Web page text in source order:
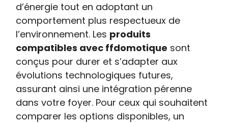
d’énergie tout en adoptant un
comportement plus respectueux de
l’environnement. Les produits
compatibles avec ffdomotique sont
conçus pour durer et s’adapter aux
évolutions technologiques futures,
assurant ainsi une intégration pérenne
dans votre foyer. Pour ceux qui souhaitent
comparer les options disponibles, un